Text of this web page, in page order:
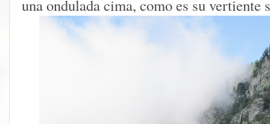
una ondulada cima, como es su vertiente